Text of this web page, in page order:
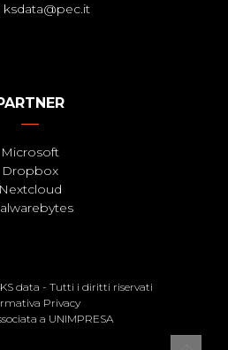
ksdata@pec.it
Microsoft
Dropbox
Nextcloud
data - Tutti i diritti riservati
Privacy
a UNIMPRESA